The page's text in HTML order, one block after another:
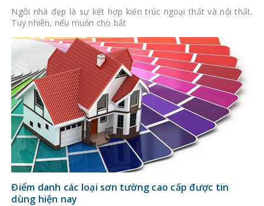
Ngôi nhà đẹp là sự kết hợp kiến trúc ngoại thất và nội thất.
Tuy nhiên, nếu muốn cho bất
Điểm danh các loại sơn tường cao cấp được tin
dùng hiện nay